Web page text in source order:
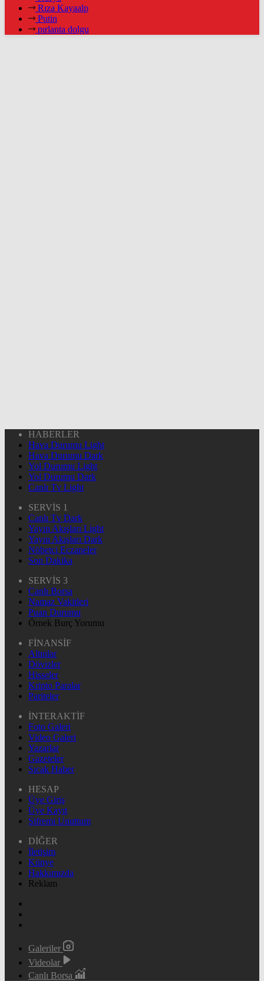
Rıza Kayaalp
Putin
pırlanta dolgu
HABERLER
Hava Durumu Light
Hava Durumu Dark
Yol Durumu Light
Yol Durumu Dark
Canlı Tv Light
SERVİS 1
Canlı Tv Dark
Yayın Akışları Light
Yayın Akışları Dark
Nöbetçi Eczaneler
Son Dakika
SERVİS 3
Canlı Borsa
Namaz Vakitleri
Puan Durumu
Örnek Burç Yorumu
FİNANSİF
Altınlar
Dövizler
Hisseler
Kripto Paralar
Pariteler
İNTERAKTİF
Foto Galeri
Video Galeri
Yazarlar
Gazeteler
Sıcak Haber
HESAP
Üye Giriş
Üye Kayıt
Şifremi Unuttum
DİĞER
İletişim
Künye
Hakkımızda
Reklam
Galeriler
Videolar
Canlı Borsa